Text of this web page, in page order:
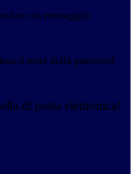
un messaggio
il reset della password
di posta elettronica!